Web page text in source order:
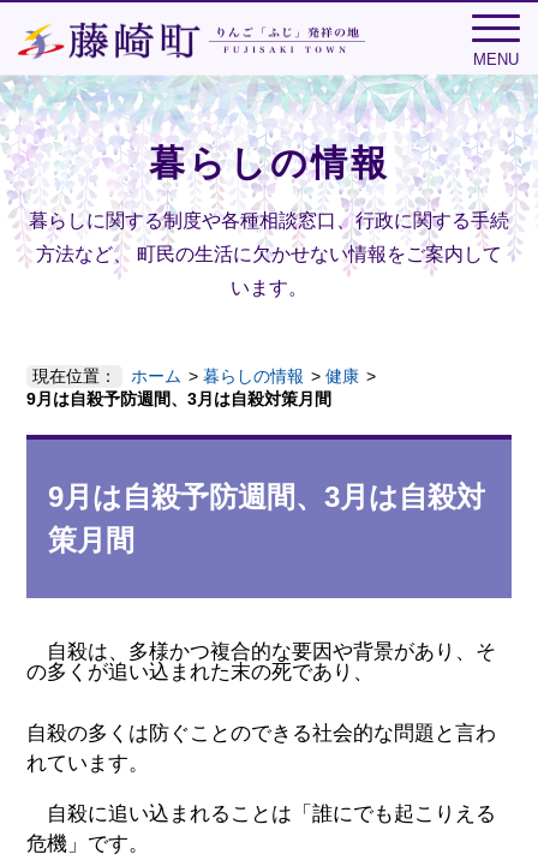
MENU
暮らしの情報
暮らしに関する制度や各種相談窓口、行政に関する手続
方法など、 町民の生活に欠かせない情報をご案内して
います。
現在位置： ホーム 暮らしの情報
健康
9月は自殺予防週間、3月は自殺対策月間
9月は自殺予防週間、3月は自殺対
策月間
自殺は、多様かつ複合的な要因や背景があり、そ
の多くが追い込まれた末の死であり、
自殺の多くは防ぐことのできる社会的な問題と言わ
れています。
自殺に追い込まれることは「誰にでも起こりえる
危機」です。